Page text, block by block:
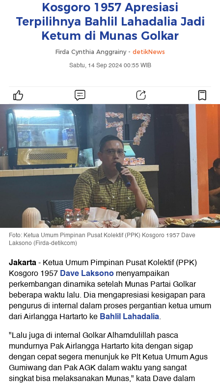
Kosgoro 1957 Apresiasi
Terpilihnya Bahlil Lahadalia Jadi
Ketum di Munas Golkar
Firda Cynthia Anggrainy - detikNews
Sabtu, 14 Sep 2024 00:55 WIB
Foto: Ketua Umum Pimpinan Pusat Kolektif (PPK) Kosgoro 1957 Dave
Laksono (Firda-detikcom)
Jakarta-Ketua Umum Pimpinan Pusat Kolektif (PPK)
Kosgoro 1957Dave Laksonomenyampaikan
perkembangan dinamika setelah Munas Partai Golkar
beberapa waktu lalu. Dia mengapresiasi kesigapan para
pengurus di internal dalam proses pergantian ketua umum
dari Airlangga Hartarto keBahlil Lahadalia.
"Lalu juga di internal Golkar Alhamdulillah pasca
mundurnya Pak Airlangga Hartarto kita dengan sigap
dengan cepat segera menunjuk ke Plt Ketua Umum Agus
Gumiwang dan Pak AGK dalam waktu yang sangat
singkat bisa melaksanakan Munas," kata Dave dalam